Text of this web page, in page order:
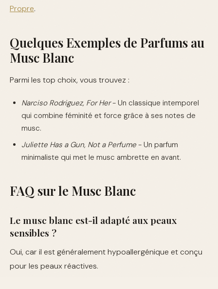
Propre.
Quelques Exemples de Parfums au
Musc Blanc
Parmi les top choix, vous trouvez :
Narciso Rodriguez, For Her- Un classique intemporel
qui combine féminité et force grâce à ses notes de
musc.
Juliette Has a Gun, Not a Perfume - Un parfum
minimaliste qui met le musc ambrette en avant.
FAQ sur le Musc Blanc
Le musc blanc est-il adapté aux peaux
sensibles ?
Oui, car il est généralement hypoallergénique et conçu
pour les peaux réactives.